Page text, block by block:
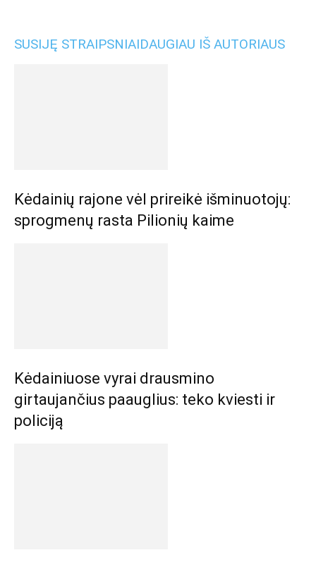
SUSIJĘ STRAIPSNIAIDAUGIAU IŠ AUTORIAUS
Kėdainių rajone vėl prireikė išminuotojų:
sprogmenų rasta Pilionių kaime
Kėdainiuose vyrai drausmino
girtaujančius paauglius: teko kviesti ir
policiją